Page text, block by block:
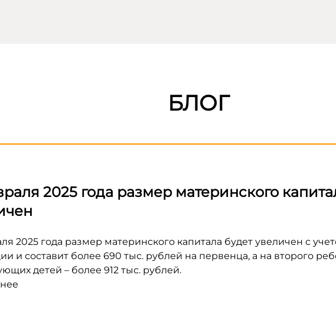
БЛОГ
2025 года размер материнского
2025 года размер материнского капитала будет увеличен с
и составит более 690 тыс. рублей на первенца, а на второго
детей – более 912 тыс. рублей.